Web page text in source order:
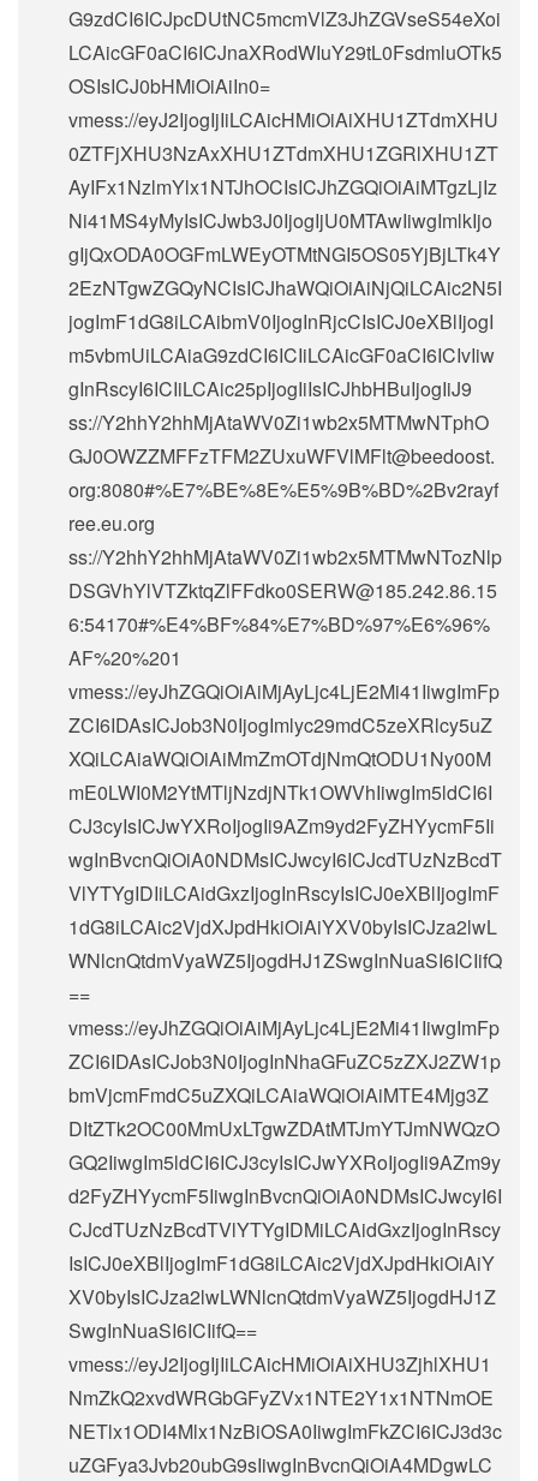
G9zdCI6ICJpcDUtNC5mcmVlZ3JhZGVseS54eXoi
LCAicGF0aCI6ICJnaXRodWIuY29tL0FsdmluOTk5
OSIsICJ0bHMiOiAiIn0=
vmess://eyJ2IjogIjIiLCAicHMiOiAiXHU1ZTdmXHU
0ZTFjXHU3NzAxXHU1ZTdmXHU1ZGRlXHU1ZT
AyIFx1NzlmYlx1NTJhOCIsICJhZGQiOiAiMTgzLjIz
Ni41MS4yMyIsICJwb3J0IjogIjU0MTAwIiwgImlkIjo
gIjQxODA0OGFmLWEyOTMtNGI5OS05YjBjLTk4Y
2EzNTgwZGQyNCIsICJhaWQiOiAiNjQiLCAic2N5I
jogImF1dG8iLCAibmV0IjogInRjcCIsICJ0eXBlIjogI
m5vbmUiLCAiaG9zdCI6ICIiLCAicGF0aCI6ICIvIiw
gInRscyI6ICIiLCAic25pIjogIiIsICJhbHBuIjogIiJ9
ss://Y2hhY2hhMjAtaWV0Zi1wb2x5MTMwNTphO
GJ0OWZZMFFzTFM2ZUxuWFVlMFlt@beedoost.
org:8080#%E7%BE%8E%E5%9B%BD%2Bv2rayf
ree.eu.org
ss://Y2hhY2hhMjAtaWV0Zi1wb2x5MTMwNTozNlp
DSGVhYlVTZktqZlFFdko0SERW@185.242.86.15
6:54170#%E4%BF%84%E7%BD%97%E6%96%
AF%20%201
vmess://eyJhZGQiOiAiMjAyLjc4LjE2Mi41IiwgImFp
ZCI6IDAsICJob3N0IjogImlyc29mdC5zeXRlcy5uZ
XQiLCAiaWQiOiAiMmZmOTdjNmQtODU1Ny00M
mE0LWI0M2YtMTljNzdjNTk1OWVhIiwgIm5ldCI6I
CJ3cyIsICJwYXRoIjogIi9AZm9yd2FyZHYycmF5Ii
wgInBvcnQiOiA0NDMsICJwcyI6ICJcdTUzNzBcdT
VlYTYgIDIiLCAidGxzIjogInRscyIsICJ0eXBlIjogImF
1dG8iLCAic2VjdXJpdHkiOiAiYXV0byIsICJza2lwL
WNlcnQtdmVyaWZ5IjogdHJ1ZSwgInNuaSI6ICIifQ
==
vmess://eyJhZGQiOiAiMjAyLjc4LjE2Mi41IiwgImFp
ZCI6IDAsICJob3N0IjogInNhaGFuZC5zZXJ2ZW1p
bmVjcmFmdC5uZXQiLCAiaWQiOiAiMTE4Mjg3Z
DItZTk2OC00MmUxLTgwZDAtMTJmYTJmNWQzO
GQ2IiwgIm5ldCI6ICJ3cyIsICJwYXRoIjogIi9AZm9y
d2FyZHYycmF5IiwgInBvcnQiOiA0NDMsICJwcyI6I
CJcdTUzNzBcdTVlYTYgIDMiLCAidGxzIjogInRscy
IsICJ0eXBlIjogImF1dG8iLCAic2VjdXJpdHkiOiAiY
XV0byIsICJza2lwLWNlcnQtdmVyaWZ5IjogdHJ1Z
SwgInNuaSI6ICIifQ==
vmess://eyJ2IjogIjIiLCAicHMiOiAiXHU3ZjhlXHU1
NmZkQ2xvdWRGbGFyZVx1NTE2Y1x1NTNmOE
NETlx1ODI4Mlx1NzBiOSA0IiwgImFkZCI6ICJ3d3c
uZGFya3Jvb20ubG9sIiwgInBvcnQiOiA4MDgwLC